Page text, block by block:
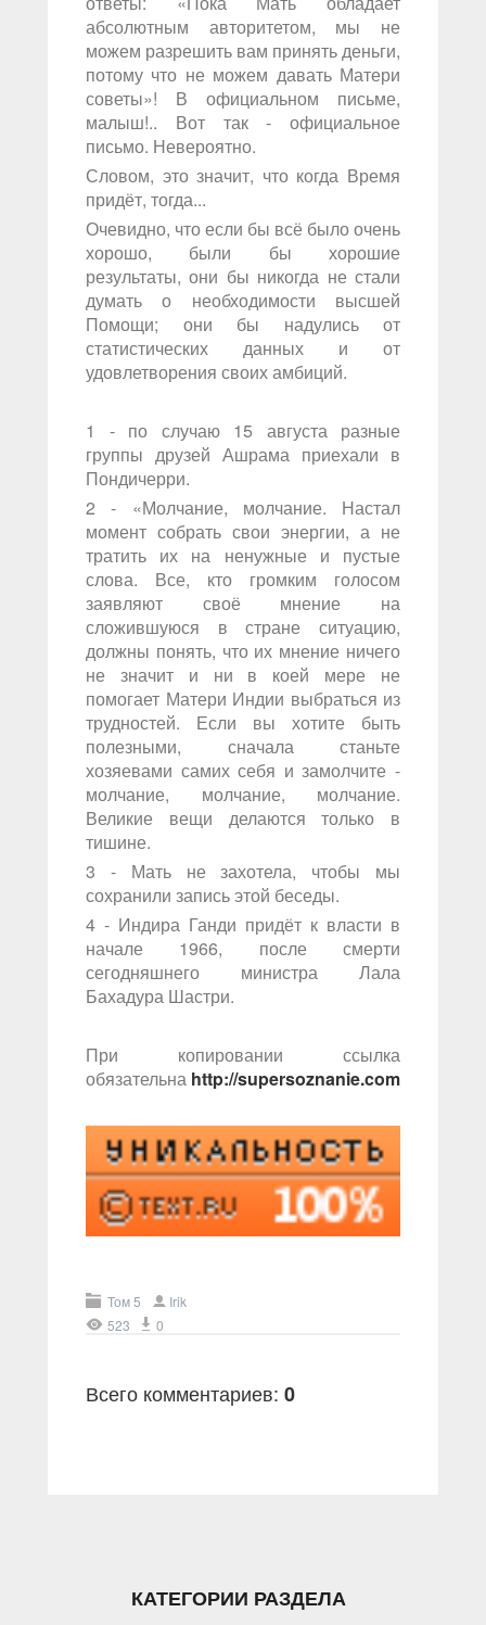
абсолютным авторитетом, мы не
можем разрешить вам принять деньги,
потому что не можем давать Матери
советы»! В официальном письме,
малыш!.. Вот так - официальное
письмо. Невероятно.
Словом, это значит, что когда Время
придёт, тогда...
Очевидно, что если бы всё было очень
хорошо, были бы хорошие
результаты, они бы никогда не стали
думать о необходимости высшей
Помощи; они бы надулись от
статистических данных и от
удовлетворения своих амбиций.
1 - по случаю 15 августа разные
группы друзей Ашрама приехали в
Пондичерри.
2 - «Молчание, молчание. Настал
момент собрать свои энергии, а не
тратить их на ненужные и пустые
слова. Все, кто громким голосом
заявляют своё мнение на
сложившуюся в стране ситуацию,
должны понять, что их мнение ничего
не значит и ни в коей мере не
помогает Матери Индии выбраться из
трудностей. Если вы хотите быть
полезными, сначала станьте
хозяевами самих себя и замолчите -
молчание, молчание, молчание.
Великие вещи делаются только в
тишине.
3 - Мать не захотела, чтобы мы
сохранили запись этой беседы.
4 - Индира Ганди придёт к власти в
начале 1966, после смерти
сегодняшнего министра Лала
Бахадура Шастри.
При копировании ссылка
обязательна http://supersoznanie.com
Том 5
Irik
523
0
Всего комментариев: 0
КАТЕГОРИИ РАЗДЕЛА